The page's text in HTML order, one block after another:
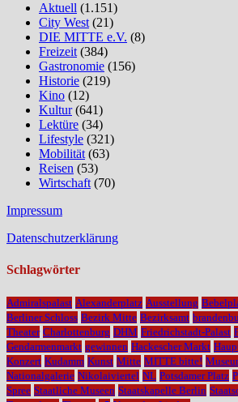
Aktuell (1.151)
City West (21)
DIE MITTE e.V. (8)
Freizeit (384)
Gastronomie (156)
Historie (219)
Kino (12)
Kultur(641)
Lektüre (34)
Lifestyle (321)
Mobilität (63)
Reisen (53)
Wirtschaft (70)
Impressum
Datenschutzerklärung
Schlagwörter
Admiralspalast Alexanderplatz Ausstellung
Berliner Schloss Bezirk Mitte Bezirksamt
Theater Charlottenburg DHM Friedrichstadt-Palast
Gendarmenmarkt gewinnen Hackescher Markt
Konzert Kudamm Kunst Mitte MITTE bitte!
Nationalgalerie Nikolaiviertel NL Potsdamer Platz
Spree Staatliche Museen Staatskapelle Berlin